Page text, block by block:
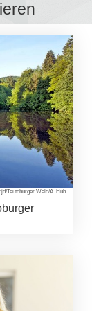
Teutoburger Wald/A. Hub